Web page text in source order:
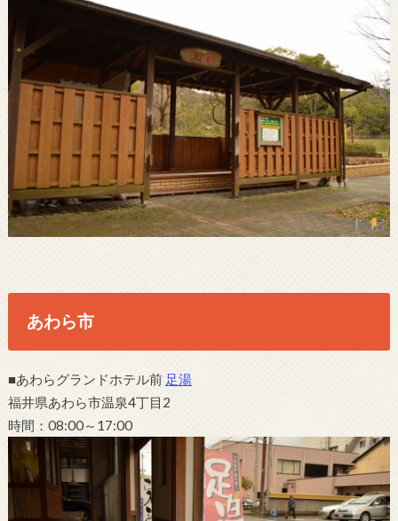
あわら市
■あわらグランドホテル前 足湯
福井県あわら市温泉4丁目2
時間：08:00～17:00